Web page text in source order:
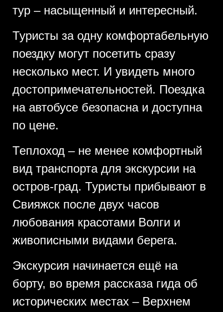
тур – насыщенный и интересный.
Туристы за одну комфортабельную
поездку могут посетить сразу
несколько мест. И увидеть много
достопримечательностей. Поездка
на автобусе безопасна и доступна
по цене.
Теплоход – не менее комфортный
вид транспорта для экскурсии на
остров-град. Туристы прибывают в
Свияжск после двух часов
любования красотами Волги и
живописными видами берега.
Экскурсия начинается ещё на
борту, во время рассказа гида об
исторических местах – Верхнем